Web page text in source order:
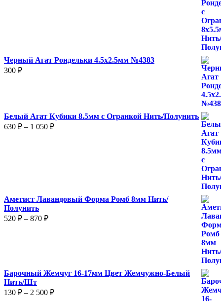
Черный Агат Рондельки 4.5х2.5мм №4383
300 ₽
Белый Агат Кубики 8.5мм с Огранкой Нить/Полунить
630 ₽ – 1 050 ₽Диапазон
Аметист Лавандовый Форма Ромб 8мм Нить/
Полунить
520 ₽ – 870 ₽Диапазон
Барочный Жемчуг 16-17мм Цвет Жемчужно-Белый
Нить/Шт
130 ₽ – 2 500 ₽Диапазон